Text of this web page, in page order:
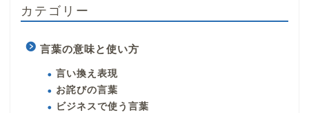
カテゴリー
言葉の意味と使い方
言い換え表現
お詫びの言葉
ビジネスで使う言葉